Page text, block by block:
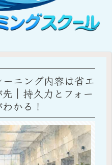
ニング内容は省エ
｜持久力とフォー
かる！